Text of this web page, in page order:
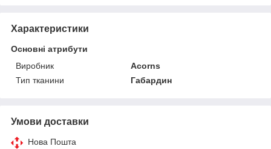
Характеристики
Основні атрибути
Виробник
Acorns
Тип тканини
Габардин
Умови доставки
Нова Пошта